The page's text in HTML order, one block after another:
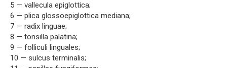
5 — vallecula epiglottica;
6 — plica glossoepiglottica mediana;
7 — radix linguae;
8 — tonsilla palatina;
9 — folliculi linguales;
10 — sulcus terminalis;